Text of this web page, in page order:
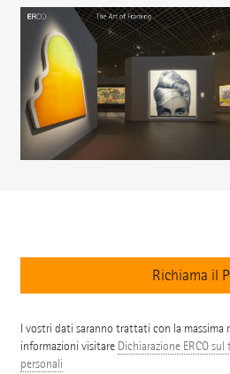
Richiama il
I vostri dati saranno trattati con la massima
informazioni visitare Dichiarazione ERCO
personali